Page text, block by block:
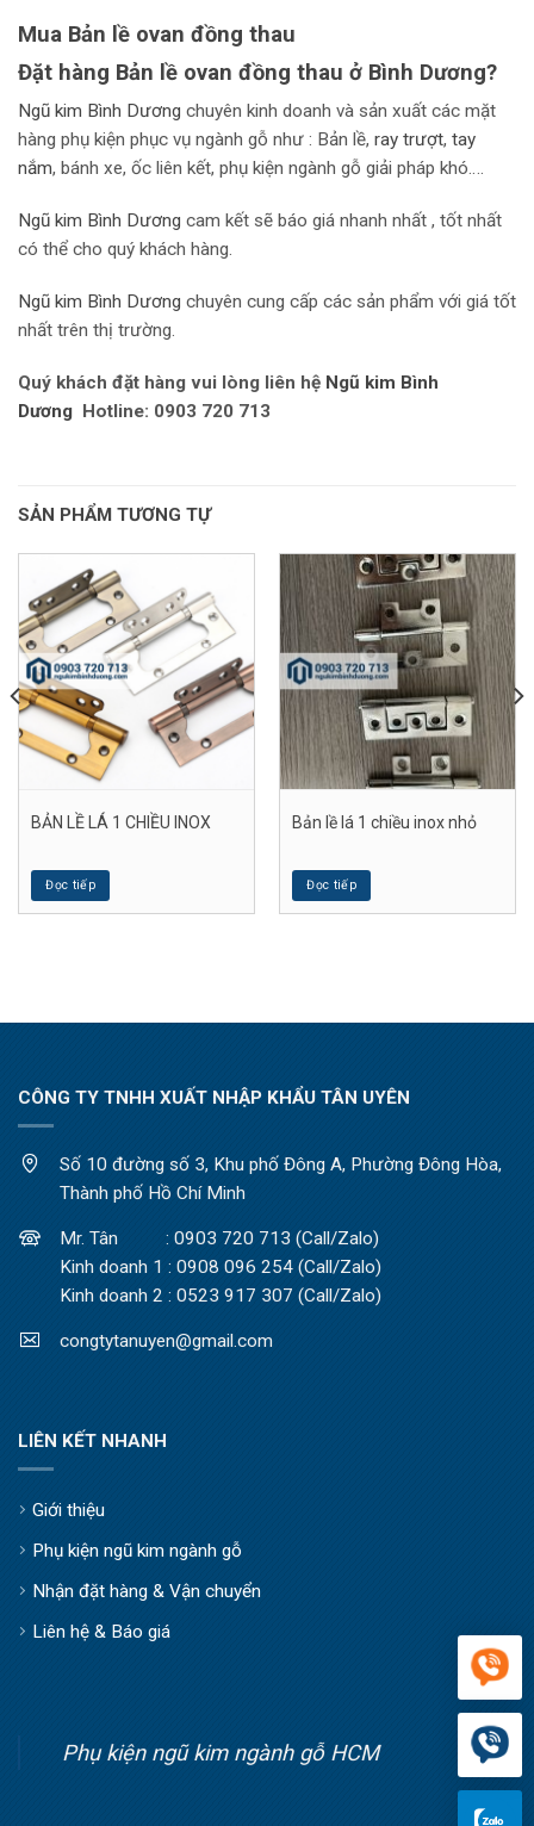
Mua Bản lề ovan đồng thau
Đặt hàng Bản lề ovan đồng thau ở Bình Dương?
Ngũ kim Bình Dương chuyên kinh doanh và sản xuất các mặt
hàng phụ kiện phục vụ ngành gỗ như : Bản lề, ray trượt, tay
nắm, bánh xe, ốc liên kết, phụ kiện ngành gỗ giải pháp khó….
Ngũ kim Bình Dương cam kết sẽ báo giá nhanh nhất , tốt nhất
có thể cho quý khách hàng.
Ngũ kim Bình Dương chuyên cung cấp các sản phẩm với giá tốt
nhất trên thị trường.
Quý khách đặt hàng vui lòng liên hệ Ngũ kim Bình
Dương Hotline: 0903 720 713
SẢN PHẨM TƯƠNG TỰ
BẢN LỀ LÁ 1 CHIỀU INOX
Đọc tiếp
Bản lề lá 1 chiều inox nhỏ
Đọc tiếp
CÔNG TY TNHH XUẤT NHẬP KHẨU TÂN UYÊN
Số 10 đường số 3, Khu phố Đông A, Phường Đông Hòa,
Thành phố Hồ Chí Minh
Mr. Tân : 0903 720 713 (Call/Zalo)
Kinh doanh 1 : 0908 096 254 (Call/Zalo)
Kinh doanh 2 : 0523 917 307 (Call/Zalo)
congtytanuyen@gmail.com
LIÊN KẾT NHANH
Giới thiệu
Phụ kiện ngũ kim ngành gỗ
Nhận đặt hàng & Vận chuyển
Liên hệ & Báo giá
Phụ kiện ngũ kim ngành gỗ HCM